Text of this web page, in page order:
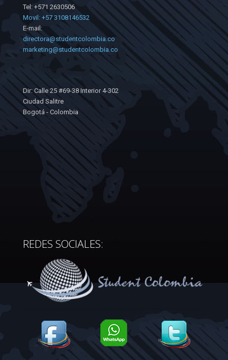
Tel: +571 2630506
Movil: +57 3108146532
E-mail:
directora@studentcolombia.co
marketing@studentcolombia.co
Dir: Calle 25 #69-38 Interior 4-302
Ciudad Salitre
Bogotá - Colombia
REDES SOCIALES: